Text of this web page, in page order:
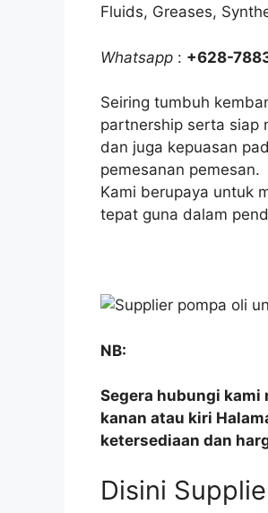
Fluids, Greases,
Whatsapp : +628-
Seiring tumbuh
partnership serta siap
dan juga kepuasan
pemesanan pemesan.
Kami berupaya untuk
tepat guna dalam
NB:
Segera hubungi kami
kanan atau kiri
ketersediaan dan
Disini